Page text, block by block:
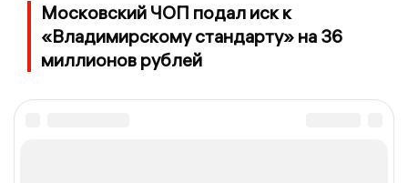
Московский ЧОП подал иск к
«Владимирскому стандарту» на 36
миллионов рублей